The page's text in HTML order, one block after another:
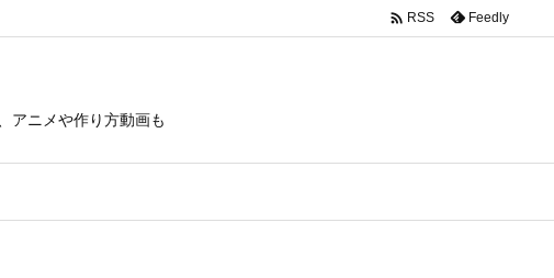
アニメや作り方動画も
 RSS Feedly